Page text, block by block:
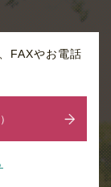
FAXやお電話